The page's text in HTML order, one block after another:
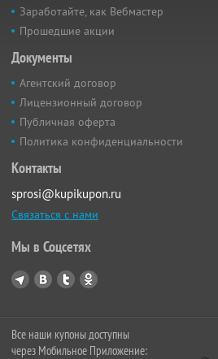
Заработайте, как Вебмастер
Прошедшие акции
Документы
Агентский договор
Лицензионный договор
Публичная оферта
Политика конфиденциальности
Контакты
sprosi@kupikupon.ru
Связаться с нами
Мы в Соцсетях
Все наши купоны доступны
через Мобильное Приложение: